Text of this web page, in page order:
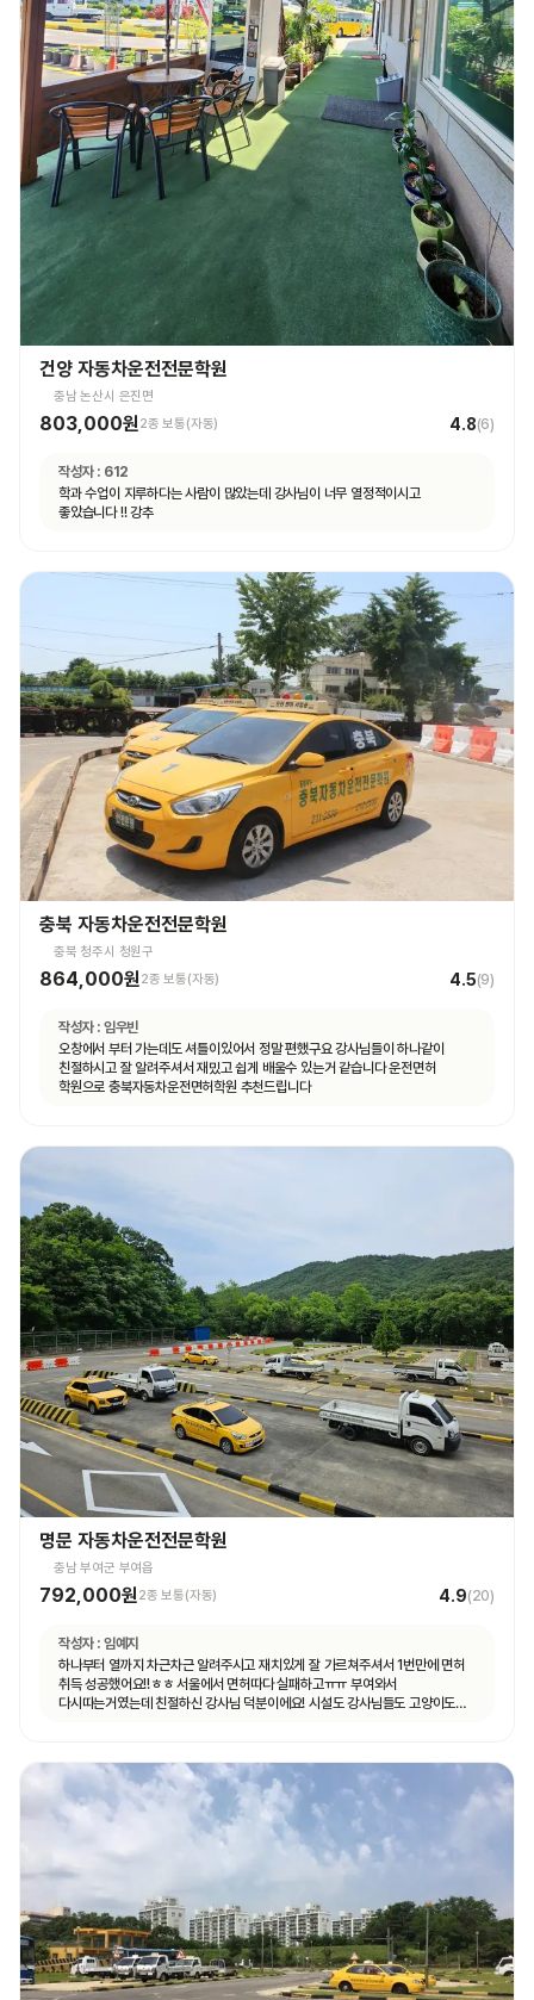
건양 자동차운전전문학원
충남 논산시 은진면
803,000원2종 보통(자동) 4.8(6)
작성자 : 612
학과 수업이 지루하다는 사람이 많았는데 강사님이 너무 열정적이시고
좋았습니다 !! 강추
충북 자동차운전전문학원
충북 청주시 청원구
864,000원2종 보통(자동) 4.5(9)
작성자 : 임우빈
오창에서 부터 가는데도 셔틀이있어서 정말 편했구요 강사님들이 하나같이
친절하시고 잘 알려주셔서 재밌고 쉽게 배울수 있는거 같습니다 운전면허
학원으로 충북자동차운전면허학원 추천드립니다
명문 자동차운전전문학원
충남 부여군 부여읍
792,000원 2종 보통(자동) 4.9(20)
작성자 : 임예지
하나부터 열까지 차근차근 알려주시고 재치있게 잘 가르쳐주셔서 1번만에 면허
취득 성공했어요!!ㅎㅎ 서울에서 면허따다 실패하고ㅠㅠ 부여와서
다시따는거였는데 친절하신 강사님 덕분이에요! 시설도 강사님들도 고양이도